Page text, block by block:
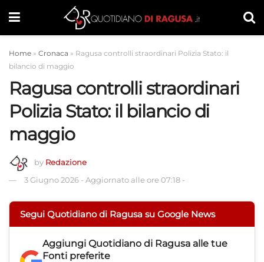
Home » Cronaca » Ragusa controlli straordinari Polizia Stato: il
bilancio di maggio
Ragusa controlli straordinari
Polizia Stato: il bilancio di
maggio
by Redazione
3 Giugno 2026 - Aggiornato alle ore 07:18 -
Segui Quotidiano di Ragusa su Google News
Aggiungi Quotidiano di Ragusa alle tue
Fonti preferite